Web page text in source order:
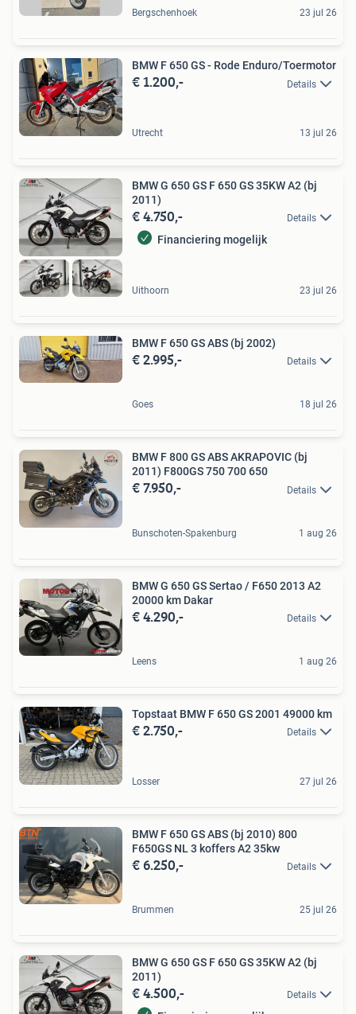
Bergschenhoek 23 jul 26
BMW F 650 GS - Rode Enduro/Toermotor
€ 1.200,- Details
Utrecht 13 jul 26
BMW G 650 GS F 650 GS 35KW A2 (bj
2011)
€ 4.750,- Details
Financiering mogelijk
Uithoorn 23 jul 26
BMW F 650 GS ABS (bj 2002)
€ 2.995,- Details
Goes 18 jul 26
BMW F 800 GS ABS AKRAPOVIC (bj
2011) F800GS 750 700 650
€ 7.950,- Details
Bunschoten-Spakenburg 1 aug 26
BMW G 650 GS Sertao / F650 2013 A2
20000 km Dakar
€ 4.290,- Details
Leens 1 aug 26
Topstaat BMW F 650 GS 2001 49000 km
€ 2.750,- Details
Losser 27 jul 26
BMW F 650 GS ABS (bj 2010) 800
F650GS NL 3 koffers A2 35kw
€ 6.250,- Details
Brummen 25 jul 26
BMW G 650 GS F 650 GS 35KW A2 (bj
2011)
€ 4.500,- Details